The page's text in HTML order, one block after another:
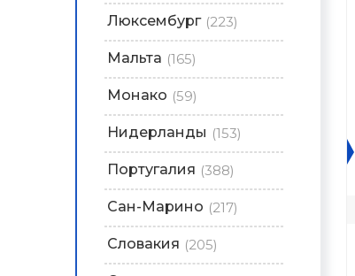
Люксембург (223)
Мальта (165)
Монако (59)
Нидерланды (153)
Португалия (388)
Сан-Марино (217)
Словакия (205)